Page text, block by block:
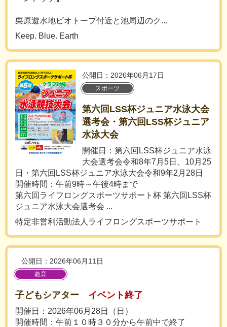
栗原遊水地ビオトープ付近と池周辺のク...
Keep. Blue. Earth
公開日：2026年06月17日
スポーツ
第六回LSS杯ジュニア水泳大会
選考会・第六回LSS杯ジュニア
水泳大会
開催日：第六回LSS杯ジュニア水泳
大会選考会令和8年7月5日、10月25
日・第六回LSS杯ジュニア水泳大会令和9年2月28日
開催時間：午前9時～午後4時まで
第六回ライフロングスポーツサポート杯 第六回LSS杯
ジュニア水泳大会選考会 ...
特定非営利活動法人ライフロングスポーツサポート
公開日：2026年06月11日
教育
子どもシアター イベント終了
開催日：2026年06月28日（日）
開催時間：午前１０時３０分から午前中で終了